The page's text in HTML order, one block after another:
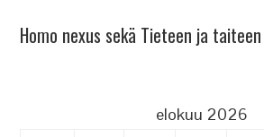
Homo nexus sekä Tieteen ja
elokuu 2026